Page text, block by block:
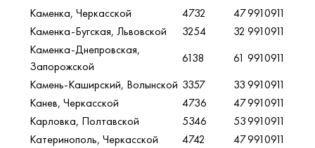
Каменка, Черкасской
4732 479910911
Каменка-Бугская, Львовской
3254 32 9910911
Каменка-Днепровская,
Запорожской
6138 61 9910911
Камень-Каширский, Волынской 3357 339910911
Канев, Черкасской
4736 479910911
Карловка, Полтавской
5346 539910911
Катеринополь, Черкасской
4742 479910911